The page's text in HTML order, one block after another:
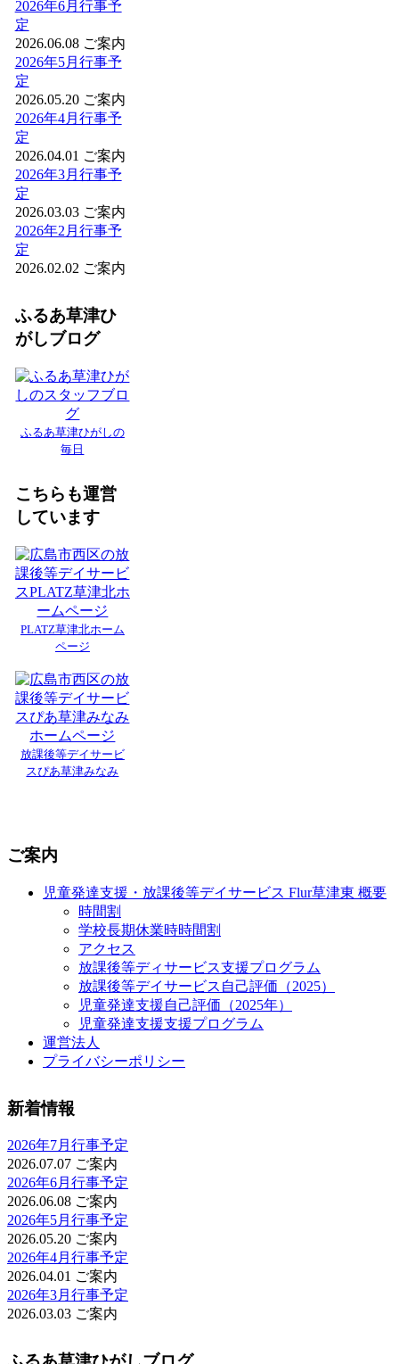
2026年6月行事予
定
2026.06.08 ご案内
2026年5月行事予
定
2026.05.20 ご案内
2026年4月行事予
定
2026.04.01 ご案内
2026年3月行事予
定
2026.03.03 ご案内
2026年2月行事予
定
2026.02.02 ご案内
ふるあ草津ひ
がしブログ
ふるあ草津ひがしの
毎日
こちらも運営
しています
PLATZ草津北ホーム
ページ
放課後等デイサービ
スぴあ草津みなみ
ご案内
児童発達支援・放課後等デイサービス Flur草津東 概要
時間割
学校長期休業時時間割
アクセス
放課後等ディサービス支援プログラム
放課後等デイサービス自己評価（2025）
児童発達支援自己評価（2025年）
児童発達支援支援プログラム
運営法人
プライバシーポリシー
新着情報
2026年7月行事予定
2026.07.07 ご案内
2026年6月行事予定
2026.06.08 ご案内
2026年5月行事予定
2026.05.20 ご案内
2026年4月行事予定
2026.04.01 ご案内
2026年3月行事予定
2026.03.03 ご案内